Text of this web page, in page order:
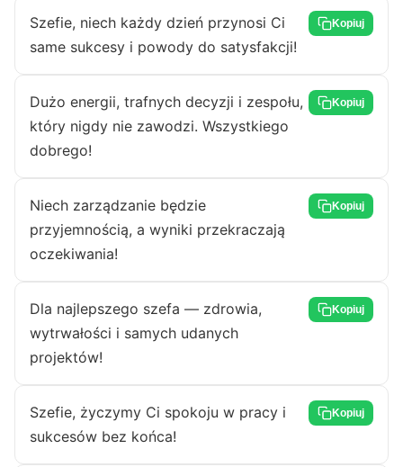
Szefie, niech każdy dzień przynosi Ci
same sukcesy i powody do satysfakcji!
Kopiuj
Dużo energii, trafnych decyzji i zespołu,
który nigdy nie zawodzi. Wszystkiego
dobrego!
Kopiuj
Niech zarządzanie będzie
przyjemnością, a wyniki przekraczają
oczekiwania!
Kopiuj
Dla najlepszego szefa — zdrowia,
wytrwałości i samych udanych
projektów!
Kopiuj
Szefie, życzymy Ci spokoju w pracy i
sukcesów bez końca!
Kopiuj